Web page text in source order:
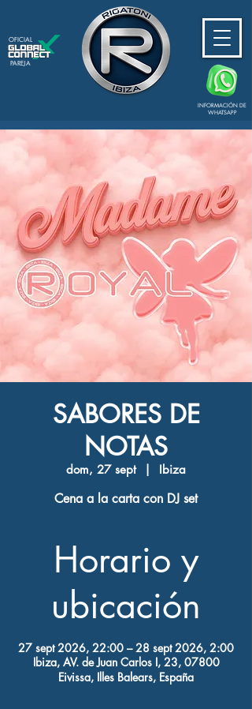
PAREJA
OFICIAL
INFORMACIÓN DE
WHATSAPP
SABORES DE
NOTAS
dom, 27 sept
  |
Ibiza
Cena a la carta con DJ set
Horario y
ubicación
27 sept 2026, 22:00 – 28 sept 2026, 2:00
Ibiza, AV. de Juan Carlos I, 23, 07800
Eivissa, Illes Balears, España